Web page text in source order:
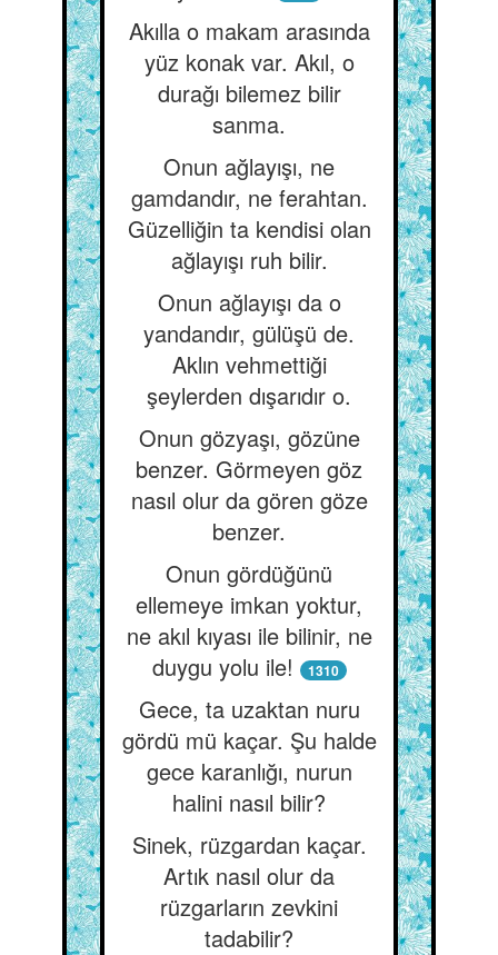
Akılla o makam arasında
yüz konak var. Akıl, o
durağı bilemez bilir
sanma.
Onun ağlayışı, ne
gamdandır, ne ferahtan.
Güzelliğin ta kendisi olan
ağlayışı ruh bilir.
Onun ağlayışı da o
yandandır, gülüşü de.
Aklın vehmettiği
şeylerden dışarıdır o.
Onun gözyaşı, gözüne
benzer. Görmeyen göz
nasıl olur da gören göze
benzer.
Onun gördüğünü
ellemeye imkan yoktur,
ne akıl kıyası ile bilinir, ne
duygu yolu ile!
1310
Gece, ta uzaktan nuru
gördü mü kaçar. Şu halde
gece karanlığı, nurun
halini nasıl bilir?
Sinek, rüzgardan kaçar.
Artık nasıl olur da
rüzgarların zevkini
tadabilir?